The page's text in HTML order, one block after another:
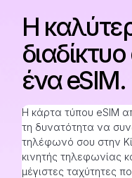
Η
ένα eSIM.
Η κάρτα τύπου eSIM
τη δυνατότητα να
τηλέφωνό σου στην
κινητής τηλεφωνίας
μέγιστες ταχύτητες